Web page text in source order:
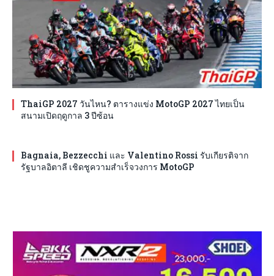
ThaiGP 2027 วันไหน? ตารางแข่ง MotoGP 2027 ไทยเป็น
สนามเปิดฤดูกาล 3 ปีซ้อน
Bagnaia, Bezzecchi และ Valentino Rossi รับเกียรติจาก
รัฐบาลอิตาลี เชิดชูความสำเร็จวงการ MotoGP